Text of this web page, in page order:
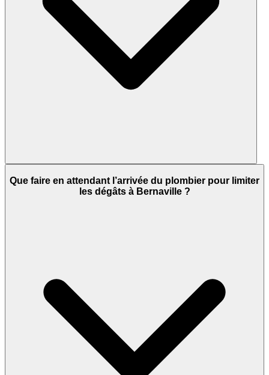
Que faire en attendant l’arrivée du plombier pour limiter
les dégâts à Bernaville ?